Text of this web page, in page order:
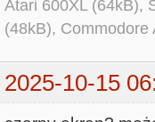
Atari 600XL (64kB),
(48kB),
2025-10-15